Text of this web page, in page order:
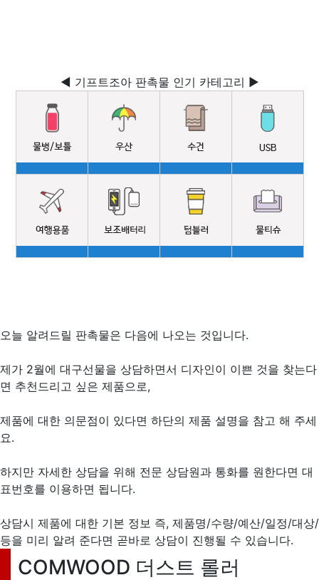
◀ 기프트조아 판촉물 인기 카테고리 ▶
오늘 알려드릴 판촉물은 다음에 나오는 것입니다.
제가 2월에 대구선물을 상담하면서 디자인이 이쁜 것을 찾는다
면 추천드리고 싶은 제품으로,
제품에 대한 의문점이 있다면 하단의 제품 설명을 참고 해 주세
요.
하지만 자세한 상담을 위해 전문 상담원과 통화를 원한다면 대
표번호를 이용하면 됩니다.
상담시 제품에 대한 기본 정보 즉, 제품명/수량/예산/일정/대상/
등을 미리 알려 준다면 곧바로 상담이 진행될 수 있습니다.
COMWOOD 더스트 롤러